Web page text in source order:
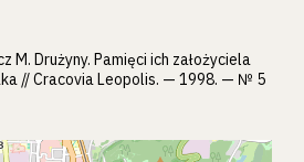
M. Drużyny. Pamięci ich założyciela
// Cracovia Leopolis. — 1998. — № 5